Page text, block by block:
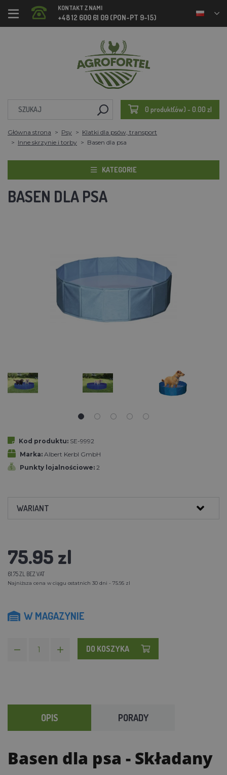
KONTAKT Z NAMI
+48 12 600 61 09 (PON-PT 9-15)
0 produkt(ów) - 0.00 zl
Główna strona Psy
Klatki dla psów, transport
Inne skrzynie i torby
Basen dla psa
KATEGORIE
BASEN DLA PSA
Kod produktu: SE-9992
Marka: Albert Kerbl GmbH
Punkty lojalnościowe: 2
WARIANT
75.95 zl
61.75 ZL BEZ VAT
Najniższa cena w ciągu ostatnich 30 dni - 75.95 zl
W MAGAZYNIE
DO KOSZYKA
OPIS PORADY
Basen dla psa - Składany